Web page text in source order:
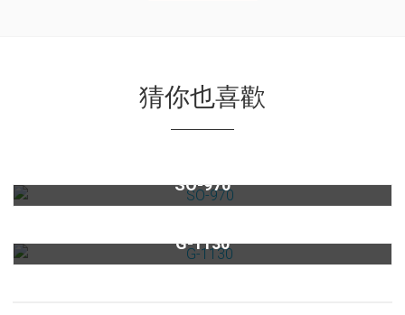
猜你也喜歡
SO-970
G-1130
best電動真空開瓶器